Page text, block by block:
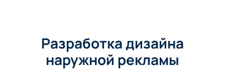
Разработка дизайна
наружной рекламы